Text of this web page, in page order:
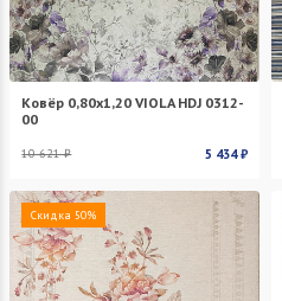
Ковёр 0,80х1,20 VIOLA HDJ 0312-
00
10 621 ₽ 5 434 ₽
Скидка 50%